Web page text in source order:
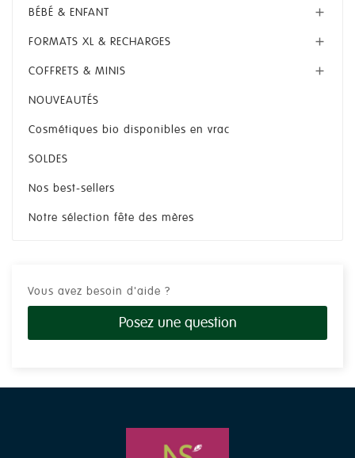
BÉBÉ & ENFANT 
FORMATS XL & RECHARGES 
COFFRETS & MINIS 
NOUVEAUTÉS
Cosmétiques bio disponibles en vrac
SOLDES
Nos best-sellers
Notre sélection fête des mères
Vous avez besoin d'aide ?
Posez une question